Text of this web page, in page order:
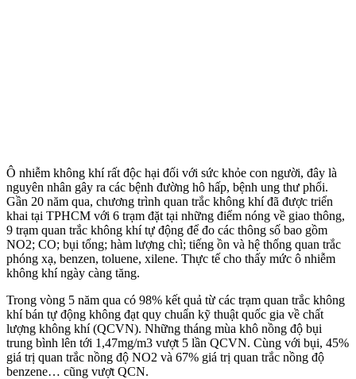
Ô nhiễm không khí rất độc hại đối với sức khỏe con người, đây là
nguyên nhân gây ra các bệnh đường hô hấp, bệnh ung thư phổi.
Gần 20 năm qua, chương trình quan trắc không khí đã được triển
khai tại TPHCM với 6 trạm đặt tại những điểm nóng về giao thông,
9 trạm quan trắc không khí tự động để đo các thông số bao gồm
NO2; CO; bụi tổng; hàm lượng chì; tiếng ồn và hệ thống quan trắc
phóng xạ, benzen, toluene, xilene. Thực tế cho thấy mức ô nhiễm
không khí ngày càng tăng.
Trong vòng 5 năm qua có 98% kết quả từ các trạm quan trắc không
khí bán tự động không đạt quy chuẩn kỹ thuật quốc gia về chất
lượng không khí (QCVN). Những tháng mùa khô nồng độ bụi
trung bình lên tới 1,47mg/m3 vượt 5 lần QCVN. Cùng với bụi, 45%
giá trị quan trắc nồng độ NO2 và 67% giá trị quan trắc nồng độ
benzene… cũng vượt QCN.